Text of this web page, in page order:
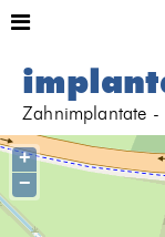
Zahnimplantate -
+
−